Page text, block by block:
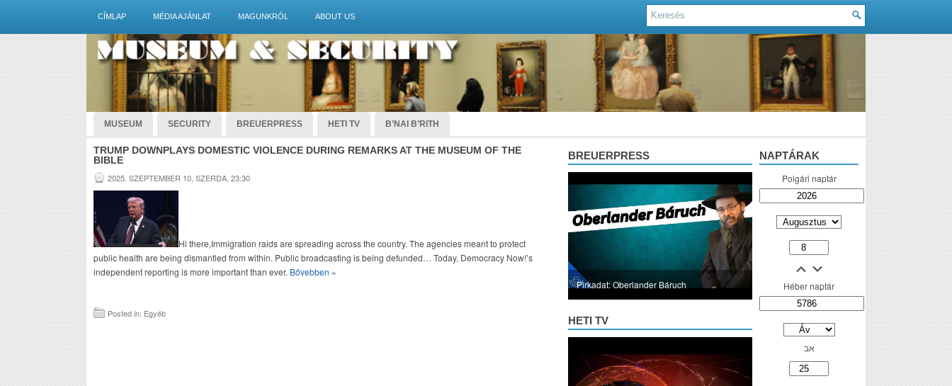
CÍMLAP MÉDIA AJÁNLAT MAGUNKRÓL ABOUT US
MUSEUM SECURITY BREUERPRESS HETI TV B’NAI B’RITH
TRUMP DOWNPLAYS DOMESTIC VIOLENCE DURING REMARKS AT THE MUSEUM OF THE
BIBLE
2025. SZEPTEMBER 10, SZERDA, 23:30
Hi there,Immigration raids are spreading across the country. The agencies meant to protect
public health are being dismantled from within. Public broadcasting is being defunded… Today, Democracy Now!’s
independent reporting is more important than ever. Bővebben »
Posted in: Egyéb
BREUERPRESS
Pirkadat: Oberlander Báruch
HETI TV
NAPTÁRAK
Polgári naptár
Héber naptár
אב